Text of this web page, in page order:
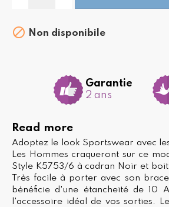
 Non disponibile
Garantie
2 ans
Read more
Adoptez le look Sportswear avec
Les Hommes craqueront sur ce
Style K5753/6 à cadran Noir et
Très facile à porter avec son
bénéficie d'une étancheité de 10
l'accessoire idéal de vos sorties.